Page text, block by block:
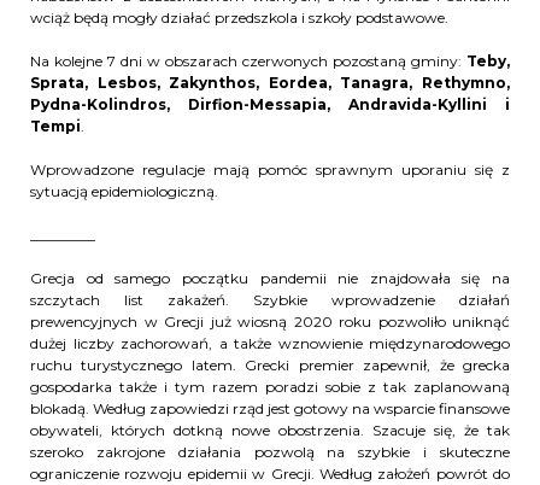
wciąż będą mogły działać przedszkola i szkoły podstawowe.
Na kolejne 7 dni w obszarach czerwonych pozostaną gminy: Teby,
Sprata, Lesbos, Zakynthos, Eordea, Tanagra, Rethymno,
Pydna-Kolindros, Dirfion-Messapia, Andravida-Kyllini i
Tempi.
Wprowadzone regulacje mają pomóc sprawnym uporaniu się z
sytuacją epidemiologiczną.
Grecja od samego początku pandemii nie znajdowała się na
szczytach list zakażeń. Szybkie wprowadzenie działań
prewencyjnych w Grecji już wiosną 2020 roku pozwoliło uniknąć
dużej liczby zachorowań, a także wznowienie międzynarodowego
ruchu turystycznego latem. Grecki premier zapewnił, że grecka
gospodarka także i tym razem poradzi sobie z tak zaplanowaną
blokadą. Według zapowiedzi rząd jest gotowy na wsparcie finansowe
obywateli, których dotkną nowe obostrzenia. Szacuje się, że tak
szeroko zakrojone działania pozwolą na szybkie i skuteczne
ograniczenie rozwoju epidemii w Grecji. Według założeń powrót do